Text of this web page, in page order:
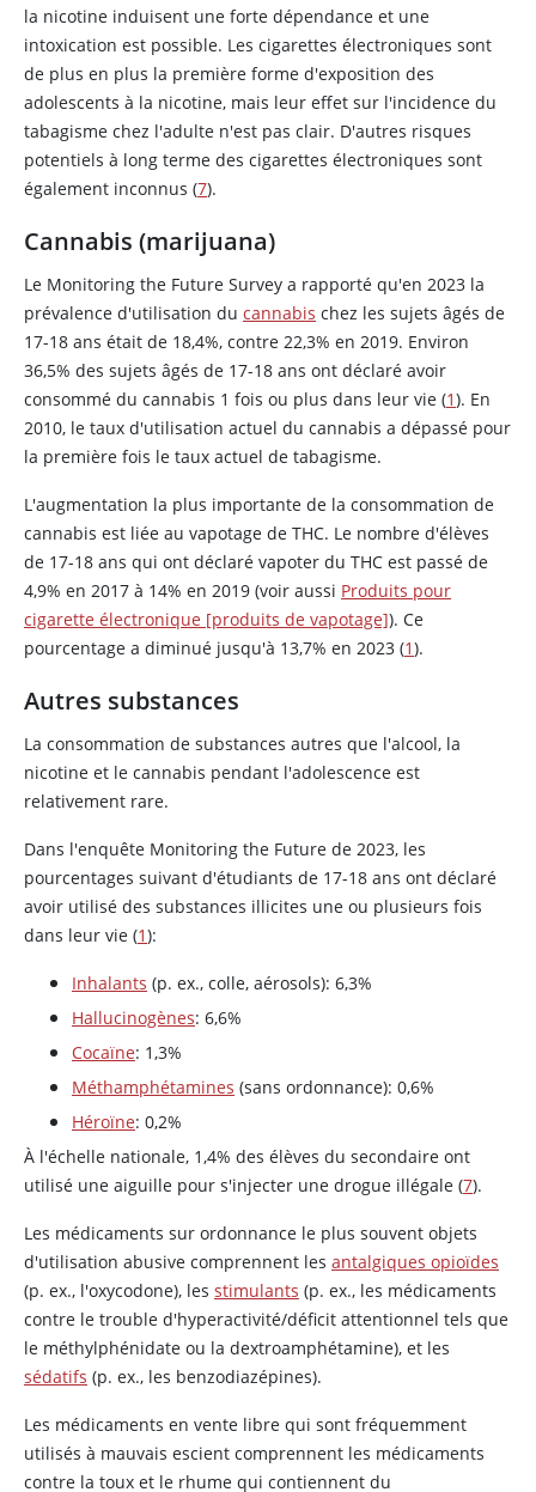
la nicotine induisent une forte dépendance et une
intoxication est possible. Les cigarettes électroniques sont
de plus en plus la première forme d'exposition des
adolescents à la nicotine, mais leur effet sur l'incidence du
tabagisme chez l'adulte n'est pas clair. D'autres risques
potentiels à long terme des cigarettes électroniques sont
également inconnus (7).
Cannabis (marijuana)
Le Monitoring the Future Survey a rapporté qu'en 2023 la
prévalence d'utilisation du cannabis chez les sujets âgés de
17-18 ans était de 18,4%, contre 22,3% en 2019. Environ
36,5% des sujets âgés de 17-18 ans ont déclaré avoir
consommé du cannabis 1 fois ou plus dans leur vie (1). En
2010, le taux d'utilisation actuel du cannabis a dépassé pour
la première fois le taux actuel de tabagisme.
L'augmentation la plus importante de la consommation de
cannabis est liée au vapotage de THC. Le nombre d'élèves
de 17-18 ans qui ont déclaré vapoter du THC est passé de
4,9% en 2017 à 14% en 2019 (voir aussi Produits pour
cigarette électronique [produits de vapotage]). Ce
pourcentage a diminué jusqu'à 13,7% en 2023 (1).
Autres substances
La consommation de substances autres que l'alcool, la
nicotine et le cannabis pendant l'adolescence est
relativement rare.
Dans l'enquête Monitoring the Future de 2023, les
pourcentages suivant d'étudiants de 17-18 ans ont déclaré
avoir utilisé des substances illicites une ou plusieurs fois
dans leur vie (1):
Inhalants (p. ex., colle, aérosols): 6,3%
Hallucinogènes: 6,6%
Cocaïne: 1,3%
Méthamphétamines (sans ordonnance): 0,6%
Héroïne: 0,2%
À l'échelle nationale, 1,4% des élèves du secondaire ont
utilisé une aiguille pour s'injecter une drogue illégale (7).
Les médicaments sur ordonnance le plus souvent objets
d'utilisation abusive comprennent les antalgiques opioïdes
(p. ex., l'oxycodone), les stimulants (p. ex., les médicaments
contre le trouble d'hyperactivité/déficit attentionnel tels que
le méthylphénidate ou la dextroamphétamine), et les
sédatifs (p. ex., les benzodiazépines).
Les médicaments en vente libre qui sont fréquemment
utilisés à mauvais escient comprennent les médicaments
contre la toux et le rhume qui contiennent du